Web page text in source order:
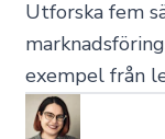
Utforska fem
exempel från